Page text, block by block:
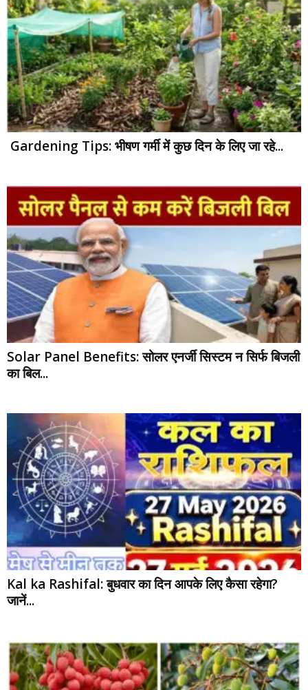
Gardening Tips: भीषण गर्मी में कुछ दिन के लिए जा रहे...
Solar Panel Benefits: सोलर एनर्जी सिस्टम न सिर्फ बिजली
का बिल...
Kal ka Rashifal: बुधवार का दिन आपके लिए कैसा रहेगा?
जानें...